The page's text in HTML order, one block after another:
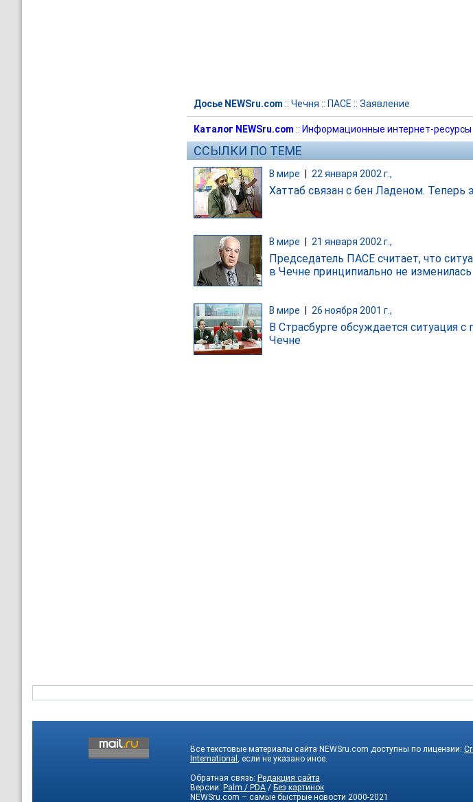
Досье NEWSru.com :: Чечня :: ПАСЕ :: Заявление
Каталог NEWSru.com :: Информационные интернет-ресурсы
ССЫЛКИ ПО ТЕМЕ
В мире 22 января 2002 г.,
Хаттаб связан с бен Ладеном. Теперь
В мире 21 января 2002 г.,
Председатель ПАСЕ считает, что
в Чечне принципиально не изменилась
В мире 26 ноября 2001 г.,
В Страсбурге обсуждается ситуация
Чечне
Все текстовые материалы сайта NEWSru.com доступны по лицензии:
International
, если не указано иное.
Обратная связь: Редакция сайта
Версии: Palm / PDA / Без картинок
NEWSru.com – самые быстрые новости 2000-2021